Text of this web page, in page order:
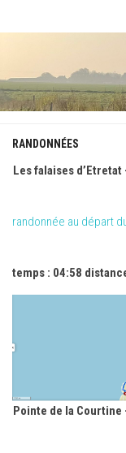
RANDONNÉES
Les falaises
randonnée au départ
temps : 04:58
Pointe de la Courtine